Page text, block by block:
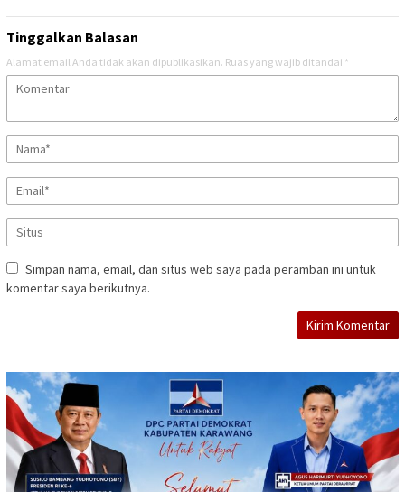
Tinggalkan Balasan
Alamat email Anda tidak akan dipublikasikan. Ruas yang wajib ditandai *
Simpan nama, email, dan situs web saya pada peramban ini untuk
komentar saya berikutnya.